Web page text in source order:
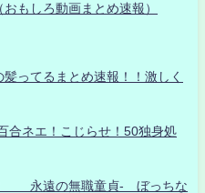
もしろ動画まとめ速報）
ってるまとめ速報！！激しく
合ネエ！こじらせ！50独身処
！ 永遠の無職童貞- ぼっちな